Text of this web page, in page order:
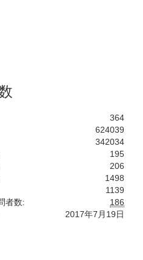
364
624039
342034
195
206
1498
1139
186
者数:
2017年7月19日